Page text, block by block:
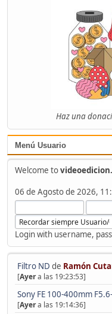
Haz una
Menú Usuario
Welcome to
06 de Agosto de 2026,
Login with username,
Filtro ND de Ramón
[Ayera las 19:23:53]
Sony FE 100-400mm
[Ayera las 19:14:36]